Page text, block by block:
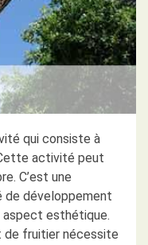
qui consiste à
activité peut
C’est une
de développement
aspect esthétique.
de fruitier nécessite